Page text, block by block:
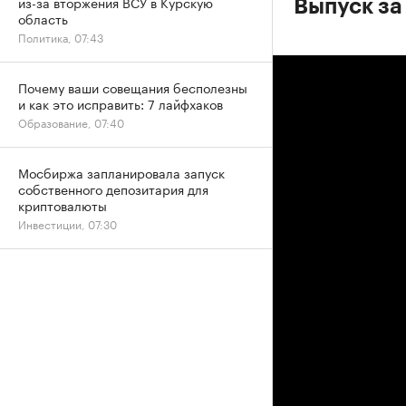
Выпуск
область
Политика, 07:43
Почему ваши совещания бесполезны
и как это исправить: 7 лайфхаков
Образование, 07:40
Мосбиржа запланировала запуск
собственного депозитария для
криптовалюты
Инвестиции, 07:30